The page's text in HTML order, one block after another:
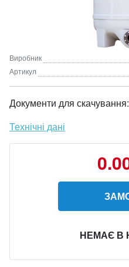
Виробник
Артикул
Документи для скачування:
Технічні дані
НЕМАЄ В